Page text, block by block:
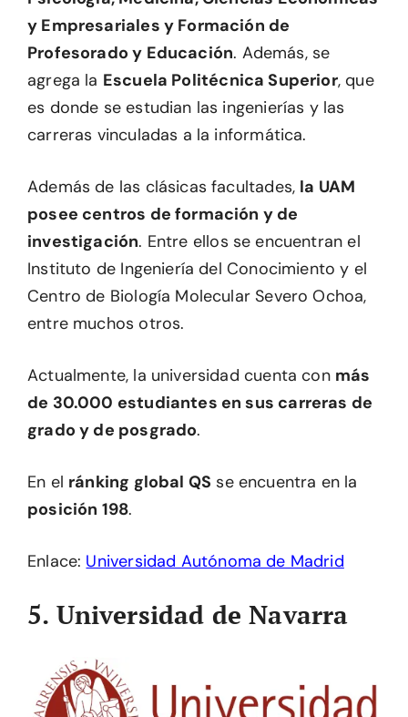
y Empresariales y Formación de
Profesorado y Educación. Además, se
agrega la Escuela Politécnica Superior, que
es donde se estudian las ingenierías y las
carreras vinculadas a la informática.
Además de las clásicas facultades, la UAM
posee centros de formación y de
investigación. Entre ellos se encuentran el
Instituto de Ingeniería del Conocimiento y el
Centro de Biología Molecular Severo Ochoa,
entre muchos otros.
Actualmente, la universidad cuenta con más
de 30.000 estudiantes en sus carreras de
grado y de posgrado.
En el ránking global QS se encuentra en la
posición 198.
Enlace: Universidad Autónoma de Madrid
5. Universidad de Navarra